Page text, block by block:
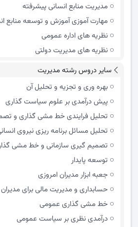
مدیریت منابع انسانی پیشرفته
مهارت آموزی آموزش و توسعه منابع
نظریه های اداره عمومی
نظریه های مدیریت دولتی
سایر دروس رشته مدیریت
بهره وری و تجزیه و تحلیل آن
پیش درآمدی بر علوم سیاست گذاری
تحلیل فرایندی خط مشی گذاری و
تحلیل مسائل برنامه ریزی نیروی
تصمیم گیری سازمانی و خط مشی
توسعه پایدار
جعبه ابزار مدیران امروزی
حسابداری و مدیریت مالی برای مدیران
خط مشی گذاری عمومی
درآمدی نظری بر سیاست عمومی